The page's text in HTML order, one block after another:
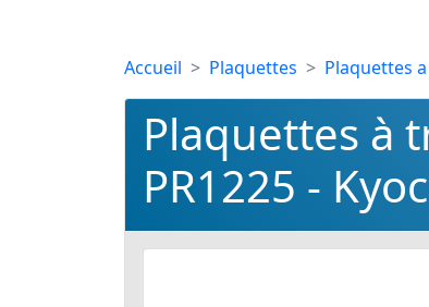
Accueil Plaquettes Plaquettes
Plaquettes à
PR1225 -